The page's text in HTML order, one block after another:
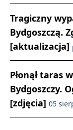
Tragiczny
Bydgoszczą.
[aktualizacja]
Płonął taras
Bydgoszczy.
[zdjęcia] 05